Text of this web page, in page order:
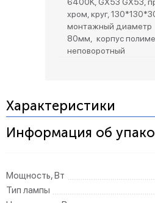
6400K, GX53 GX53,
хром, круг,
монтажный диаметр
80мм, корпус
неповоротный
Характеристики
Информация об
Мощность, Вт
Тип лампы